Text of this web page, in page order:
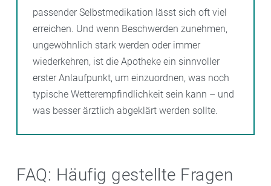
passender Selbstmedikation lässt sich oft viel
erreichen. Und wenn Beschwerden zunehmen,
ungewöhnlich stark werden oder immer
wiederkehren, ist die Apotheke ein sinnvoller
erster Anlaufpunkt, um einzuordnen, was noch
typische Wetterempfindlichkeit sein kann – und
was besser ärztlich abgeklärt werden sollte.
FAQ: Häufig gestellte Fragen